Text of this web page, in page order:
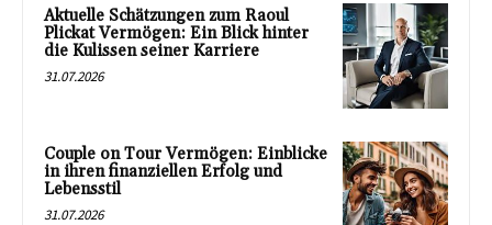
Aktuelle Schätzungen zum Raoul
Plickat Vermögen: Ein Blick hinter
die Kulissen seiner Karriere
31.07.2026
Couple on Tour Vermögen: Einblicke
in ihren finanziellen Erfolg und
Lebensstil
31.07.2026